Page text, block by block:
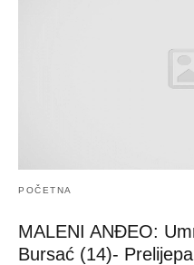
POČETNA
MALENI ANĐEO:
Bursać (14)-